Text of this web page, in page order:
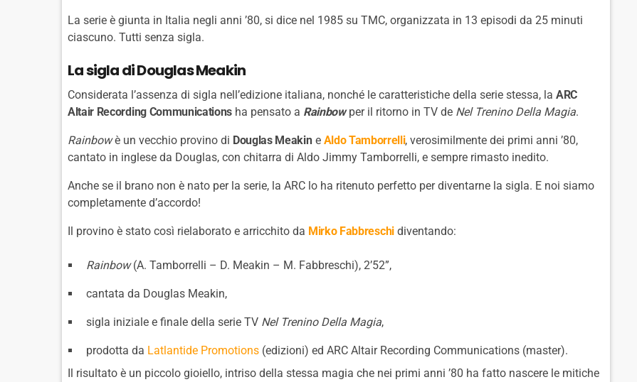
La serie è giunta in Italia negli anni ’80, si dice nel 1985 su TMC, organizzata in 13 episodi da 25 minuti
ciascuno. Tutti senza sigla.
La sigla di Douglas Meakin
Considerata l’assenza di sigla nell’edizione italiana, nonché le caratteristiche della serie stessa, la ARC
Altair Recording Communications ha pensato a Rainbowper il ritorno in TV de Nel Trenino Della Magia.
Rainbowè un vecchio provino di Douglas Meakin e Aldo Tamborrelli, verosimilmente dei primi anni ’80,
cantato in inglese da Douglas, con chitarra di Aldo Jimmy Tamborrelli, e sempre rimasto inedito.
Anche se il brano non è nato per la serie, la ARC lo ha ritenuto perfetto per diventarne la sigla. E noi siamo
completamente d’accordo!
Il provino è stato così rielaborato e arricchito da Mirko Fabbreschidiventando:
Rainbow(A. Tamborrelli – D. Meakin – M. Fabbreschi), 2’52”,
cantata da Douglas Meakin,
sigla iniziale e finale della serie TV Nel Trenino Della Magia,
prodotta da Latlantide Promotions (edizioni) ed ARC Altair Recording Communications (master).
Il risultato è un piccolo gioiello, intriso della stessa magia che nei primi anni ’80 ha fatto nascere le mitiche